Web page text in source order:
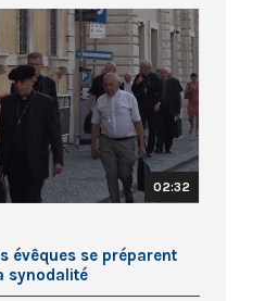
02:32
évêques se préparent
synodalité